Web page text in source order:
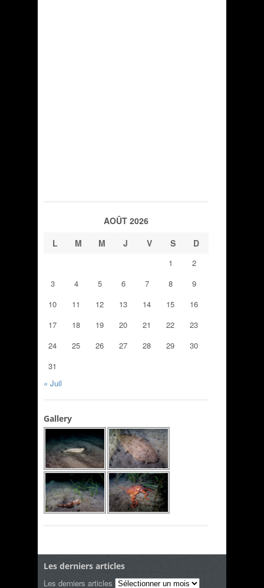
AOÛT 2026
L
M M J V S D
1
2
3
4 5 6 7 8
9
10
11 12 13 14 15
16
17
18 19 20 21 22
23
24
25 26 27 28 29
30
31
« Juil
Gallery
Les derniers articles
Les derniers articles